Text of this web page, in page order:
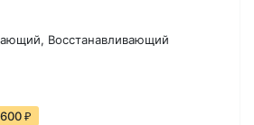
Восстанавливающий
₽